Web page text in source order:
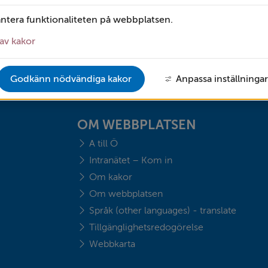
funktionaliteten på webbplatsen.
kakor
Godkänn nödvändiga kakor Anpassa inställningar
20 augusti 2025
OM WEBBPLATSEN
A till Ö
Intranätet – Kom in
Om kakor
Om webbplatsen
Språk (other languages) - translate
Tillgänglighetsredogörelse
Webbkarta